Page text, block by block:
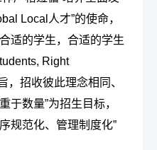
室 EN
Local人才”的使命，
适的学生，合适的学生
Right
，招收彼此理念相同、
于数量”为招生目标，
规范化、管理制度化”